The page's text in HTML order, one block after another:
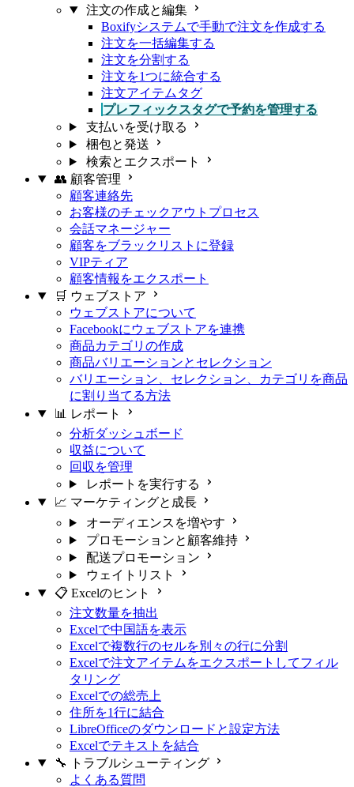
注文の作成と編集
Boxifyシステムで手動で注文を作成する
注文を一括編集する
注文を分割する
注文を1つに統合する
注文アイテムタグ
プレフィックスタグで予約を管理する
支払いを受け取る
梱包と発送
検索とエクスポート
👥 顧客管理
顧客連絡先
お客様のチェックアウトプロセス
会話マネージャー
顧客をブラックリストに登録
VIPティア
顧客情報をエクスポート
🛒 ウェブストア
ウェブストアについて
Facebookにウェブストアを連携
商品カテゴリの作成
商品バリエーションとセレクション
バリエーション、セレクション、カテゴリを商品
に割り当てる方法
📊 レポート
分析ダッシュボード
収益について
回収を管理
レポートを実行する
📈 マーケティングと成長
オーディエンスを増やす
プロモーションと顧客維持
配送プロモーション
ウェイトリスト
📋 Excelのヒント
注文数量を抽出
Excelで中国語を表示
Excelで複数行のセルを別々の行に分割
Excelで注文アイテムをエクスポートしてフィル
タリング
Excelでの総売上
住所を1行に結合
LibreOfficeのダウンロードと設定方法
Excelでテキストを結合
🔧 トラブルシューティング
よくある質問